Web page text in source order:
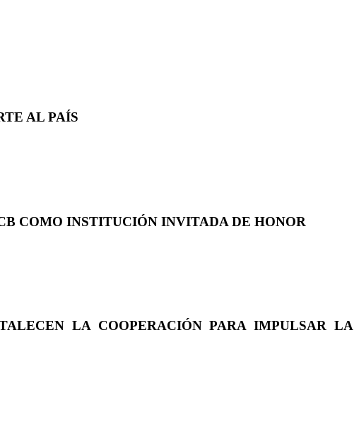
AL PAÍS
COMO INSTITUCIÓN INVITADA DE HONOR
LA COOPERACIÓN PARA IMPULSAR LA